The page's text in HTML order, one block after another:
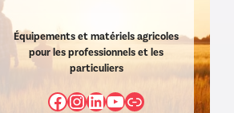
Équipements et matériels agricoles
pour les professionnels et les
particuliers
Facebook
Instagram
LinkedIn
YouTube
https://